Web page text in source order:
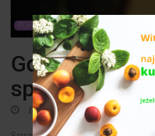
PORADNIK ZDROWIE
Gdzie kupić
sportowy?
14 czerwca 2026
0